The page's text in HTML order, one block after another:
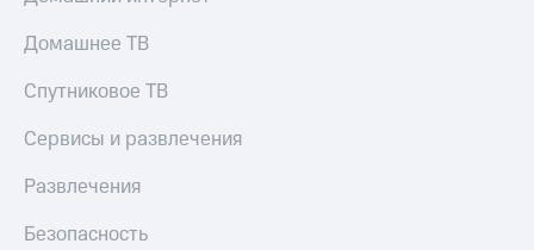
Домашнее ТВ
Спутниковое ТВ
Сервисы и развлечения
Развлечения
Безопасность